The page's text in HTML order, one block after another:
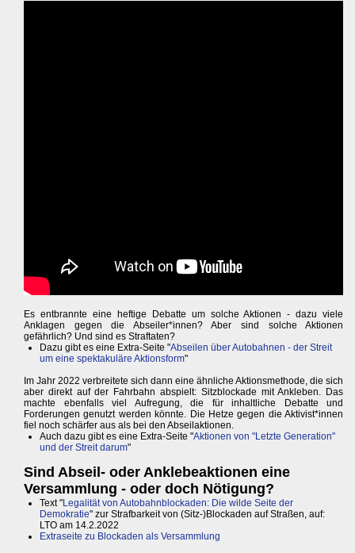
Es entbrannte eine heftige Debatte um solche Aktionen - dazu viele
Anklagen gegen die Abseiler*innen? Aber sind solche Aktionen
gefährlich? Und sind es Straftaten?
Dazu gibt es eine Extra-Seite "Abseilen über Autobahnen - der Streit
um eine spektakuläre Aktionsform"
Im Jahr 2022 verbreitete sich dann eine ähnliche Aktionsmethode, die sich
aber direkt auf der Fahrbahn abspielt: Sitzblockade mit Ankleben. Das
machte ebenfalls viel Aufregung, die für inhaltliche Debatte und
Forderungen genutzt werden könnte. Die Hetze gegen die Aktivist*innen
fiel noch schärfer aus als bei den Abseilaktionen.
Auch dazu gibt es eine Extra-Seite "Aktionen von "Letzte Generation"
und der Streit darum"
Sind Abseil- oder Anklebeaktionen eine
Versammlung - oder doch Nötigung?
Text "Legalität von Autobahnblockaden: Die wilde Seite der
Demokratie" zur Strafbarkeit von (Sitz-)Blockaden auf Straßen, auf:
LTO am 14.2.2022
Extraseite zu Blockaden als Versammlung